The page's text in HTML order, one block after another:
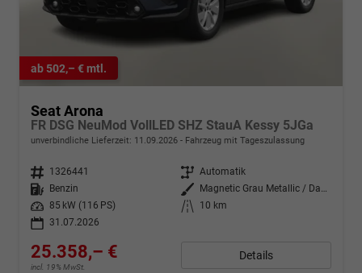
ab 502,– € mtl.
Seat Arona
FR DSG NeuMod VollLED SHZ StauA Kessy 5JGa
unverbindliche Lieferzeit: 11.09.2026 Fahrzeug mit Tageszulassung
Fahrzeugnr. 1326441 Getriebe Automatik
Kraftstoff
Benzin Außenfarbe
Magnetic Grau Metallic / Dachfar
Leistung
85 kW (116 PS) Kilometerstand
10 km
31.07.2026
25.358,– €
incl. 19% MwSt.
Details